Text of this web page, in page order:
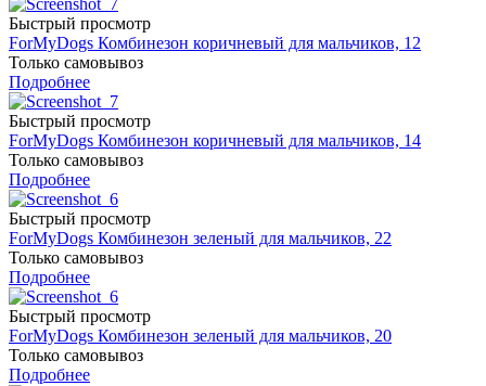
Быстрый просмотр
ForMyDogs Комбинезон коричневый для мальчиков, 12
Только самовывоз
Подробнее
Быстрый просмотр
ForMyDogs Комбинезон коричневый для мальчиков, 14
Только самовывоз
Подробнее
Быстрый просмотр
ForMyDogs Комбинезон зеленый для мальчиков, 22
Только самовывоз
Подробнее
Быстрый просмотр
ForMyDogs Комбинезон зеленый для мальчиков, 20
Только самовывоз
Подробнее